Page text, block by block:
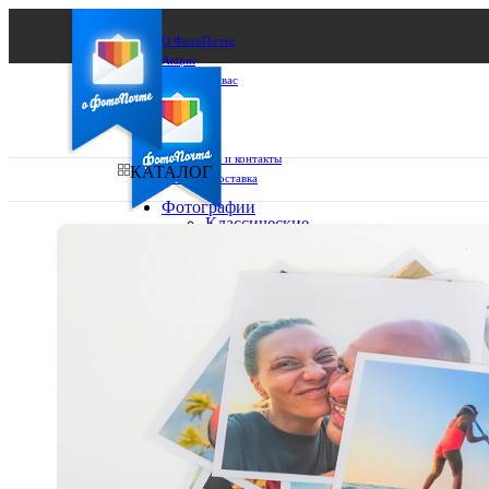
О ФотоПочте
Акции
Сделаем за вас
Бизнесу
FAQ
Франшиза
Поддержка и контакты
Оплата и доставка
Выберите из списка:
КАТАЛОГ
Фотографии
Классические
10х15
15х15
15х20
20х20
20х30
30х30
30х40
Фото
в